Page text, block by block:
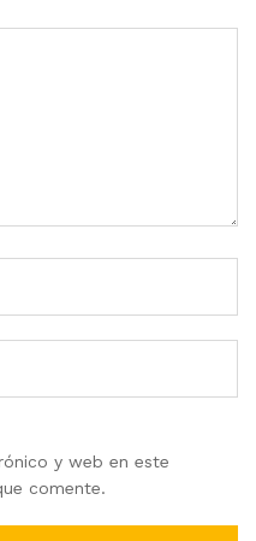
y web en este
comente.